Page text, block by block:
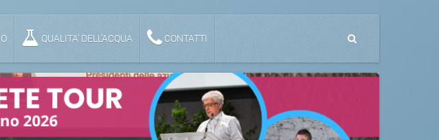
QUALITA’ DELL’ACQUA CONTATTI